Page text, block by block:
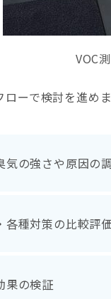
VOC
ーで検討を進めま
気の強さや原因の
各種対策の比較評
果の検証